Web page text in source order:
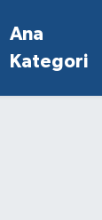
Ana
Kategori